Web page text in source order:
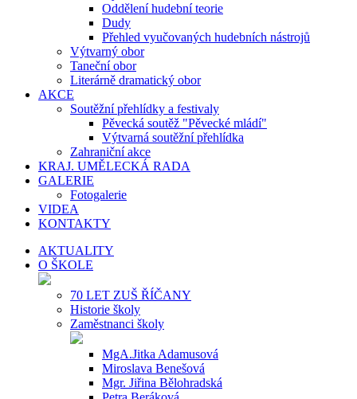
Oddělení hudební teorie
Dudy
Přehled vyučovaných hudebních nástrojů
Výtvarný obor
Taneční obor
Literárně dramatický obor
AKCE
Soutěžní přehlídky a festivaly
Pěvecká soutěž "Pěvecké mládí"
Výtvarná soutěžní přehlídka
Zahraniční akce
KRAJ. UMĚLECKÁ RADA
GALERIE
Fotogalerie
VIDEA
KONTAKTY
AKTUALITY
O ŠKOLE
70 LET ZUŠ ŘÍČANY
Historie školy
Zaměstnanci školy
MgA.Jitka Adamusová
Miroslava Benešová
Mgr. Jiřina Bělohradská